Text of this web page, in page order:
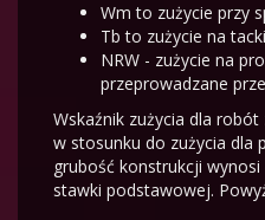
Wm to zużycie przy
Tb to zużycie na
NRW - zużycie na
przeprowadzane
Wskaźnik zużycia dla
w stosunku do zużycia dla
grubość konstrukcji
stawki podstawowej.